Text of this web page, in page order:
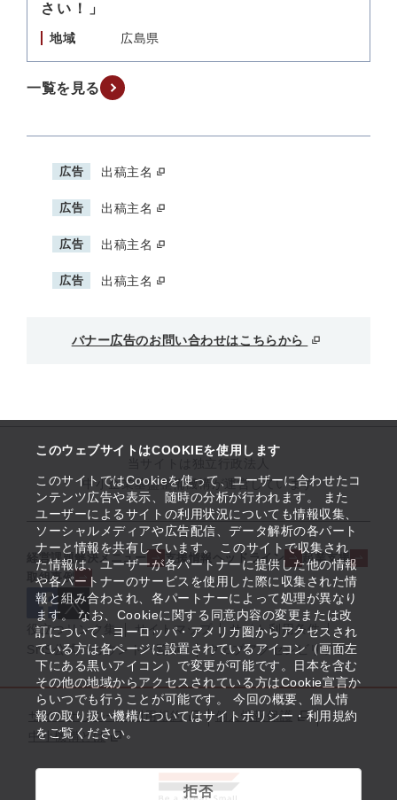
このウェブサイトはCOOKIEを使用します
このサイトではCookieを使って、ユーザーに合わせたコ
ンテンツ広告や表示、随時の分析が行われます。 また
ユーザーによるサイトの利用状況についても情報収集、
ソーシャルメディアや広告配信、データ解析の各パート
ナーと情報を共有しています。 このサイトで収集され
た情報は、ユーザーが各パートナーに提供した他の情報
や各パートナーのサービスを使用した際に収集された情
報と組み合わされ、各パートナーによって処理が異なり
ます。 なお、Cookieに関する同意内容の変更または改
訂について、ヨーロッパ・アメリカ圏からアクセスされ
ている方は各ページに設置されているアイコン（画面左
下にある黒いアイコン）で変更が可能です。日本を含む
その他の地域からアクセスされている方はCookie宣言か
らいつでも行うことが可能です。 今回の概要、個人情
報の取り扱い機構についてはサイトポリシー・利用規約
をご覧ください。
拒否
さい！」
地域 広島県
一覧を見る
広告 出稿主名
広告 出稿主名
広告 出稿主名
広告 出稿主名
バナー広告のお問い合わせはこちらから
中小企業基盤整備機構が運営しています
経営課題解決メニュー 支援情報ヘッドライン
起業支援
取組事例
役立つリンク集 サイトマップ
サイト利用条件
SNS公式アカウント一覧
ウェブアクセシビリティ
サイトポリシー・利用規約
個人情報保護
中小機構とは